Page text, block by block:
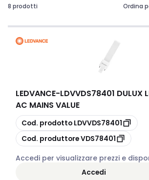
8 prodotti Ordina
LEDVANCE-LDVVDS78401 DULUX
AC MAINS VALUE
copia
Cod. prodotto LDVVDS78401
copia
Cod. produttoreVDS78401
Accedi per visualizzare prezzi e
Accedi